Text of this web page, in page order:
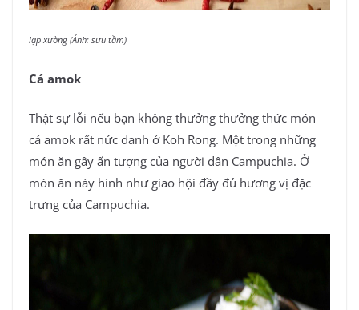
lạp xường (Ảnh: sưu tầm)
Cá amok
Thật sự lỗi nếu bạn không thưởng thưởng thức món
cá amok rất nức danh ở Koh Rong. Một trong những
món ăn gây ấn tượng của người dân Campuchia. Ở
món ăn này hình như giao hội đầy đủ hương vị đặc
trưng của Campuchia.